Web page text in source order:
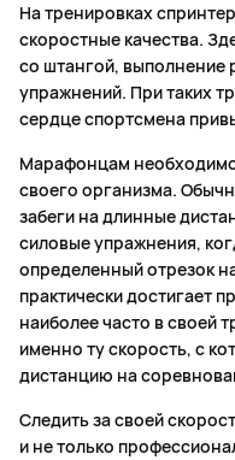
На тренировках
скоростные качества.
со штангой, выполнение
упражнений. При таких
сердце спортсмена
Марафонцам
своего организма.
забеги на длинные
силовые упражнения,
определенный отрезок
практически достигает
наиболее часто в своей
именно ту скорость, с
дистанцию на
Следить за своей
и не только